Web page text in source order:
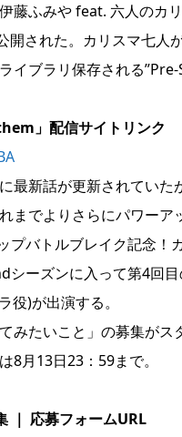
藤ふみや feat. 六人の
された。カリスマ七人
イブラリ保存される”Pre-
」配信サイトリンク
最新話が更新されてい
までよりさらにパワーア
プバトルブレイク記念
シーズンに入って第4回
役)が出演する。
みたいこと」の募集が
8月13日23：59まで。
｜ 応募フォームURL